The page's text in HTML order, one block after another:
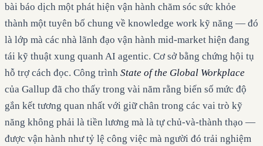
bài báo dịch một phát hiện vận hành chăm sóc sức khỏe
thành một tuyên bố chung về knowledge work kỹ năng — đó
là lớp mà các nhà lãnh đạo vận hành mid-market hiện đang
tái kỹ thuật xung quanh AI agentic. Cơ sở bằng chứng hội tụ
hỗ trợ cách đọc. Công trình State of the Global Workplace
của Gallup đã cho thấy trong vài năm rằng biến số mức độ
gắn kết tương quan nhất với giữ chân trong các vai trò kỹ
năng không phải là tiền lương mà là tự chủ-và-thành thạo —
được vận hành như tỷ lệ công việc mà người đó trải nghiệm